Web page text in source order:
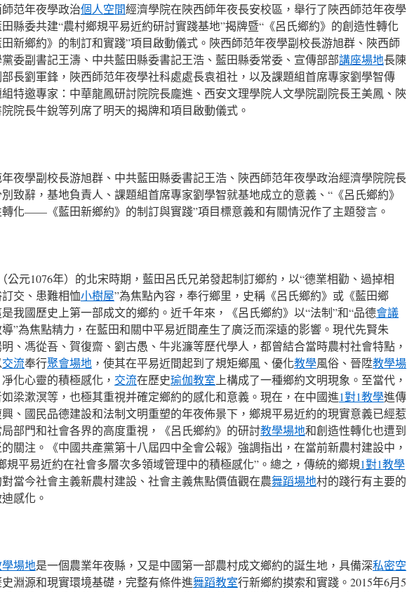
范年夜學政治個人空間經濟學院在陜西師年夜長安校區，舉行了陜西師范年夜學
縣委共建“農村鄉規平易近約研討實踐基地”揭牌暨“《呂氏鄉約》的創造性轉化
新鄉約》的制訂和實踐”項目啟動儀式。陜西師范年夜學副校長游旭群、陜西師
委副書記王濤、中共藍田縣委書記王浩、藍田縣委常委、宣傳部部講座場地長陳
長劉軍鋒，陜西師范年夜學社科處處長袁祖社，以及課題組首席專家劉學智傳
特邀專家：中華龍鳳研討院院長龐進、西安文理學院人文學院副院長王美鳳、陜
院長牛銳等列席了明天的揭牌和項目啟動儀式。
夜學副校長游旭群、中共藍田縣委書記王浩、陜西師范年夜學政治經濟學院院長
致辭，基地負責人、課題組首席專家劉學智就基地成立的意義、“《呂氏鄉約》
化——《藍田新鄉約》的制訂與實踐”項目標意義和有關情況作了主題發言。
公元1076年）的北宋時期，藍田呂氏兄弟發起制訂鄉約，以“德業相勸、過掉相
交、患難相恤小樹屋”為焦點內容，奉行鄉里，史稱《呂氏鄉約》或《藍田鄉
我國歷史上第一部成文的鄉約。近千年來，《呂氏鄉約》以“法制”和“品德會議
”為焦點精力，在藍田和關中平易近間產生了廣泛而深遠的影響。現代先賢朱
、馮從吾、賀復齋、劉古愚、牛兆濂等歷代學人，都曾結合當時農村社會特點，
交流奉行聚會場地 ，使其在平易近間起到了規矩鄉風、優化教學風俗、晉陞教學場
化心靈的積極感化， 交流在歷史瑜伽教室 上構成了一種鄉約文明現象。至當代，
梁漱溟等，也極其重視并確定鄉約的感化和意義。現在，在中國進1對1教學進傳
、國民品德建設和法制文明重塑的年夜佈景下，鄉規平易近約的現實意義已經惹
部門和社會各界的高度重視，《呂氏鄉約》的研討教學場地和創造性轉化也遭到
關注。《中國共產黨第十八屆四中全會公報》強調指出，在當前新農村建設中，
規平易近約在社會多層次多領域管理中的積極感化”。總之，傳統的鄉規1對1教學
當今社會主義新農村建設、社會主義焦點價值觀在農舞蹈場地村的踐行有主要的
感化。
場地是一個農業年夜縣，又是中國第一部農村成文鄉約的誕生地，具備深私密空
淵源和現實環境基礎，完整有條件進舞蹈教室行新鄉約摸索和實踐。2015年6月5